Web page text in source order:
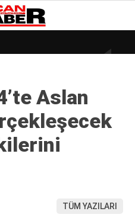
18.7°
Aslan
TÜM YAZILARI